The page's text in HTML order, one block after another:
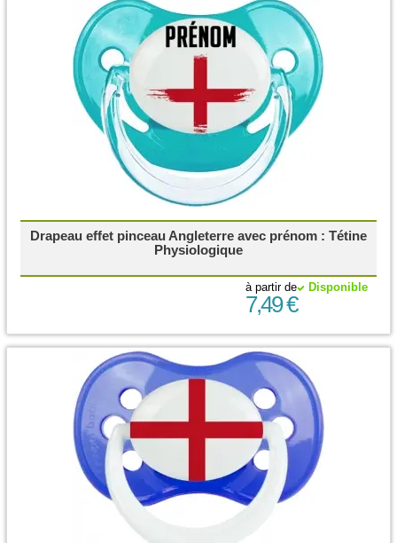
Drapeau effet pinceau Angleterre avec prénom : Tétine
Physiologique
Disponible
à partir de
7,49 €